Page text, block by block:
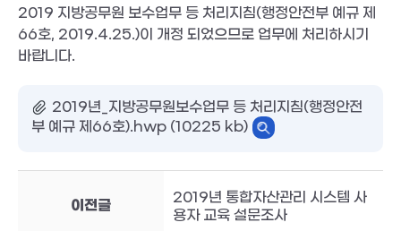
2019 지방공무원 보수업무 등 처리지침(행정안전부 예규 제
66호, 2019.4.25.)이 개정 되었으므로 업무에 처리하시기
바랍니다.
2019년_지방공무원보수업무 등 처리지침(행정안전
부 예규 제66호).hwp (10225 kb)
이전글
2019년 통합자산관리 시스템 사
용자 교육 설문조사